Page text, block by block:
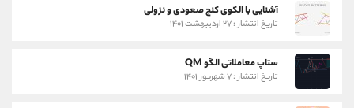
آشنایی با الگوی کنج صعودی و نزولی
تاریخ انتشار : ۲۷ اردیبهشت ۱۴۰۱
ستاپ معاملاتی الگو QM
تاریخ انتشار : ۷ شهریور ۱۴۰۱